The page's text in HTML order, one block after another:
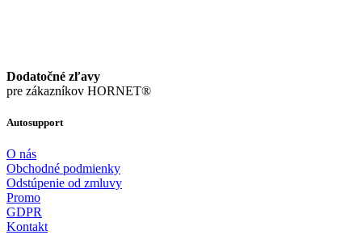
Dodatočné zľavy
pre zákazníkov HORNET®
Autosupport
O nás
Obchodné podmienky
Odstúpenie od zmluvy
Promo
GDPR
Kontakt